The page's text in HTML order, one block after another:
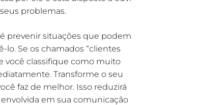
problemas.
prevenir situações que podem
lo. Se os chamados “clientes
você classifique como muito
Transforme o seu
faz de melhor. Isso reduzirá
em sua comunicação